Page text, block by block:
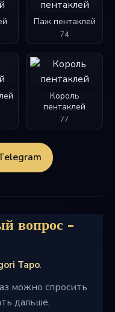
Паж пентаклей
74
Король
пентаклей
77
вопрос -
Tapo.
можно спросить
дальше,